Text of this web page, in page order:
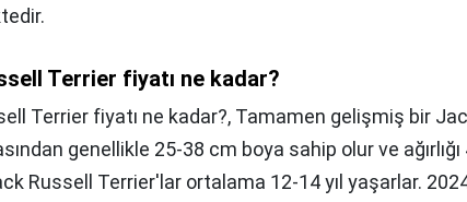
Terrier fiyatı ne kadar?
Terrier fiyatı ne kadar?, Tamamen gelişmiş bir
genellikle 25-38 cm boya sahip olur ve ağırlığı
Russell Terrier'lar ortalama 12-14 yıl yaşarlar. 2024